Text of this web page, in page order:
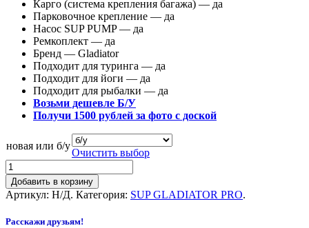
Карго (система крепления багажа) — да
Парковочное крепление — да
Насос SUP PUMP — да
Ремкоплект — да
Бренд — Gladiator
Подходит для туринга — да
Подходит для йоги — да
Подходит для рыбалки — да
Возьми дешевле Б/У
Получи 1500 рублей за фото с доской
новая или б/у
Очистить выбор
Добавить в корзину
Артикул: Н/Д. Категория: SUP GLADIATOR PRO.
Расскажи друзьям!